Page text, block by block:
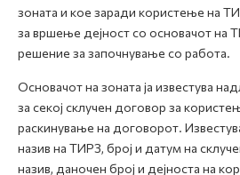
зоната и кое заради користење на
за вршење дејност со основачот на
решение за започнување со работа.
Основачот на зоната ја известува
за секој склучен договор за
раскинување на договорот.
назив на ТИРЗ, број и датум на
назив, даночен број и дејноста на